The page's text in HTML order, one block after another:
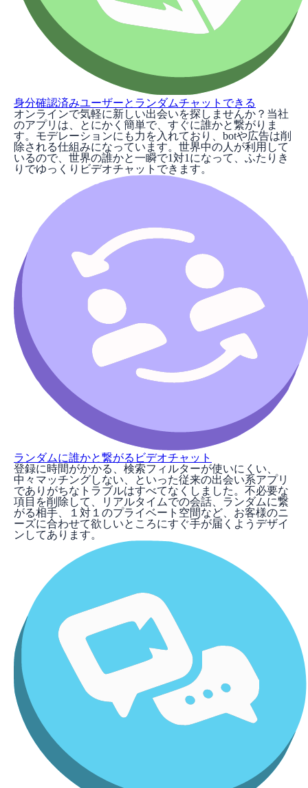
身分確認済みユーザーとランダムチャットできる
オンラインで気軽に新しい出会いを探しませんか？当社
のアプリは、とにかく簡単で、すぐに誰かと繋がりま
す。モデレーションにも力を入れており、botや広告は削
除される仕組みになっています。世界中の人が利用して
いるので、世界の誰かと一瞬で1対1になって、ふたりき
りでゆっくりビデオチャットできます。
ランダムに誰かと繋がるビデオチャット
登録に時間がかかる、検索フィルターが使いにくい、
中々マッチングしない、といった従来の出会い系アプリ
でありがちなトラブルはすべてなくしました。不必要な
項目を削除して、リアルタイムでの会話、ランダムに繋
がる相手、１対１のプライベート空間など、お客様のニ
ーズに合わせて欲しいところにすぐ手が届くようデザイ
ンしてあります。